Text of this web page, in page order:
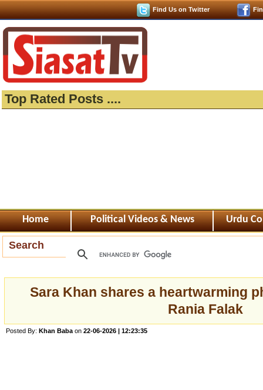
Find Us on Twitter
Top Rated Posts ....
Home Political Videos & News Urdu
Search
Sara Khan shares a heartwarming
Rania Falak
Posted By: Khan Baba on 22-06-2026 | 12:23:35